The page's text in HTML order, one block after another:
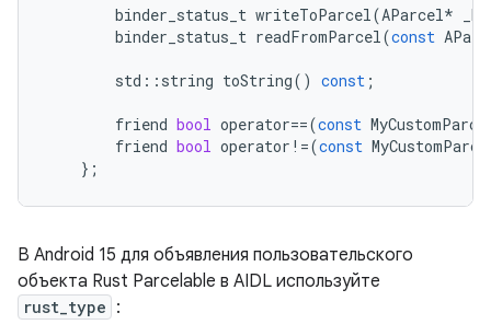
binder_status_t writeToParcel(AParcel*
binder_status_t readFromParcel(const
std :: string toString() const ;
friend bool operator==(const
friend bool operator !=(const
};
В Android 15 для объявления пользовательского
объекта Rust Parcelable в AIDL используйте
rust_type :